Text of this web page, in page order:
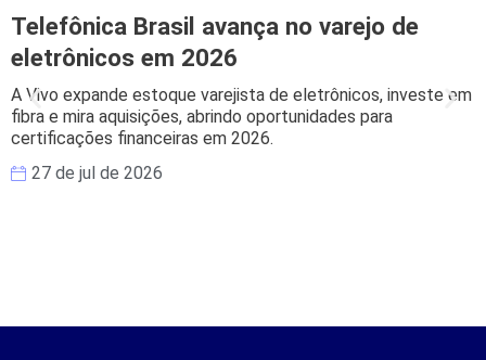
Telefônica Brasil avança no varejo de
eletrônicos em 2026
A Vivo expande estoque varejista de eletrônicos, investe em
fibra e mira aquisições, abrindo oportunidades para
certificações financeiras em 2026.
27 de jul de 2026